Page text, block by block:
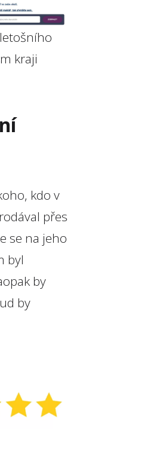
kraji
kdo v
přes
se na jeho
byl
by
by